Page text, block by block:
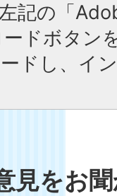
記の「
ドボタン
ドし、イ
見をお